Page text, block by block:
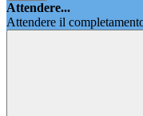
Attendere...
Attendere il